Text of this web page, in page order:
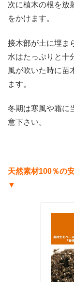
次に植木の根を放
をかけます。
接木部が土に埋ま
水はたっぷりと十
風が吹いた時に苗
ます。
冬期は寒風や霜に
意下さい。
天然素材100％の
▼